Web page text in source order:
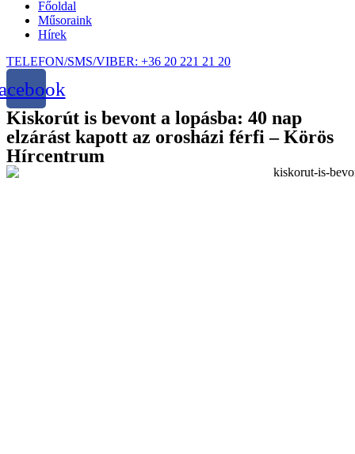
Főoldal
Műsoraink
Hírek
TELEFON/SMS/VIBER: +36 20 221 21 20
Kiskorút is bevont a lopásba: 40 nap
elzárást kapott az orosházi férfi – Körös
Hírcentrum